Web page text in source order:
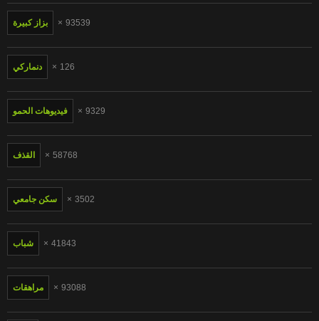
بزاز كبيرة 93539
دنماركي 126
فيديوهات الحمو 9329
القذف 58768
سكن جامعي 3502
شباب 41843
مراهقات 93088